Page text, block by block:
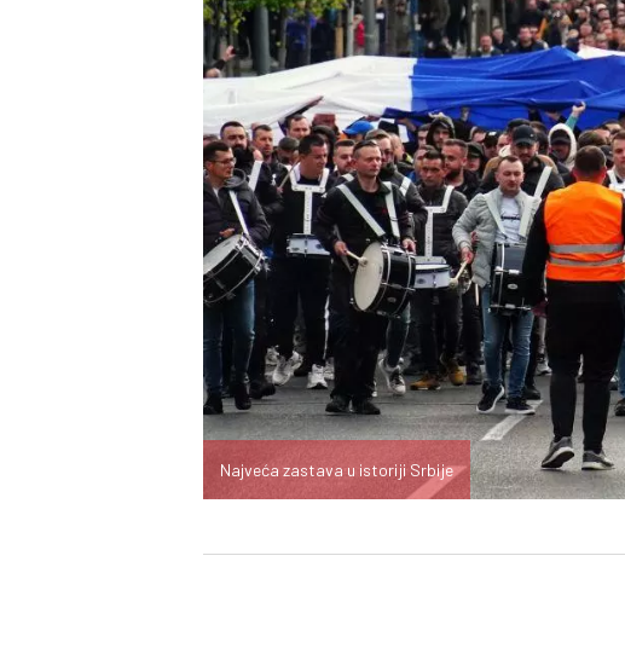
Najveća zastava u istoriji Srbije